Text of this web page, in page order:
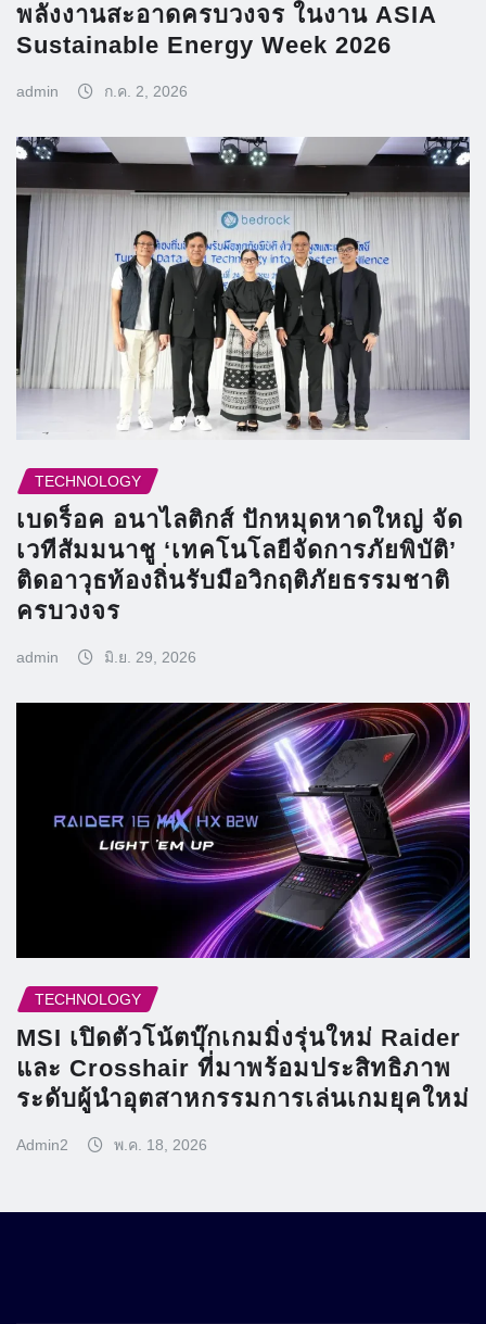
พลังงานสะอาดครบวงจร ในงาน ASIA
Sustainable Energy Week 2026
admin ก.ค. 2, 2026
TECHNOLOGY
เบดร็อค อนาไลติกส์ ปักหมุดหาดใหญ่ จัด
เวทีสัมมนาชู ‘เทคโนโลยีจัดการภัยพิบัติ’
ติดอาวุธท้องถิ่นรับมือวิกฤติภัยธรรมชาติ
ครบวงจร
admin มิ.ย. 29, 2026
TECHNOLOGY
MSI เปิดตัวโน้ตบุ๊กเกมมิ่งรุ่นใหม่ Raider
และ Crosshair ที่มาพร้อมประสิทธิภาพ
ระดับผู้นำอุตสาหกรรมการเล่นเกมยุคใหม่
Admin2 พ.ค. 18, 2026